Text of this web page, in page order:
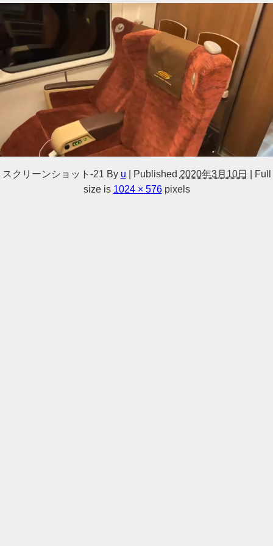
スクリーンショット-21 By u Published 2020年3月10日
Full
size is 1024 × 576pixels